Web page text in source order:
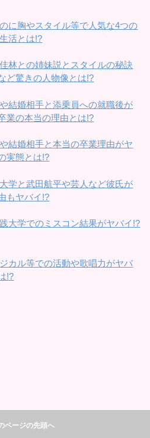
に胸やスタイル等で人気な4つの
活とは!?
林との姉妹説とスタイルの秘訣
ど驚きの人物像とは!?
結婚相手と添乗員への就職後が
業の本当の理由とは!?
結婚相手と本当の卒業理由がヤ
実態とは!?
学と武田航平や芸人など彼氏が
もヤバイ!?
大学でのミスコン結果がヤバイ!?
カル等での活動や歌唱力がヤバ
!?
ページの先頭へ